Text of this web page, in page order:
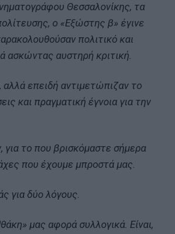
Θεσσαλονίκης, τα
ο «Εξώστης β» έγινε
πολιτικό και
ασκώντας αυστηρή κριτική.
αλλά επειδή αντιμετώπιζαν το
και πραγματική έγνοια για την
για το που βρισκόμαστε σήμερα
που έχουμε μπροστά μας.
για δύο λόγους.
μας αφορά συλλογικά. Είναι,